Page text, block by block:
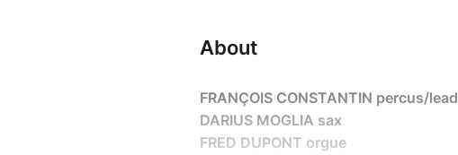
About
FRANÇOIS CONSTANTIN percus/lead
DARIUS MOGLIA sax
FRED DUPONT orgue